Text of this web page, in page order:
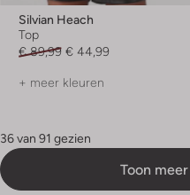
Silvian Heach
Top
€ 89,99 € 44,99
+ meer kleuren
36 van 91 gezien
Toon